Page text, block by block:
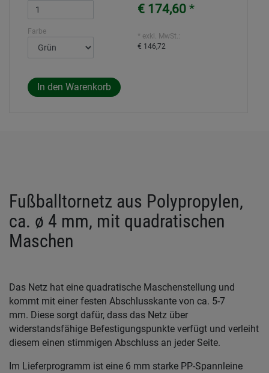
Farbe
€ 174,60 *
* exkl. MwSt.:
€ 146,72
Fußballtornetz aus Polypropylen,
ca. ø 4 mm, mit quadratischen
Maschen
Das Netz hat eine quadratische Maschenstellung und
kommt mit einer festen Abschlusskante von ca. 5-7
mm. Diese sorgt dafür, dass das Netz über
widerstandsfähige Befestigungspunkte verfügt und verleiht
diesem einen stimmigen Abschluss an jeder Seite.
Im Lieferprogramm ist eine 6 mm starke PP-Spannleine